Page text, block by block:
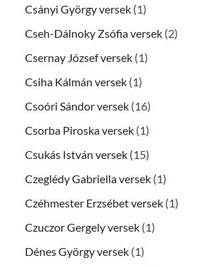
Csányi György versek (1)
Cseh-Dálnoky Zsófia versek (2)
Csernay József versek (1)
Csiha Kálmán versek (1)
Csoóri Sándor versek (16)
Csorba Piroska versek (1)
Csukás István versek (15)
Czeglédy Gabriella versek (1)
Czéhmester Erzsébet versek (1)
Czuczor Gergely versek (1)
Dénes György versek (1)